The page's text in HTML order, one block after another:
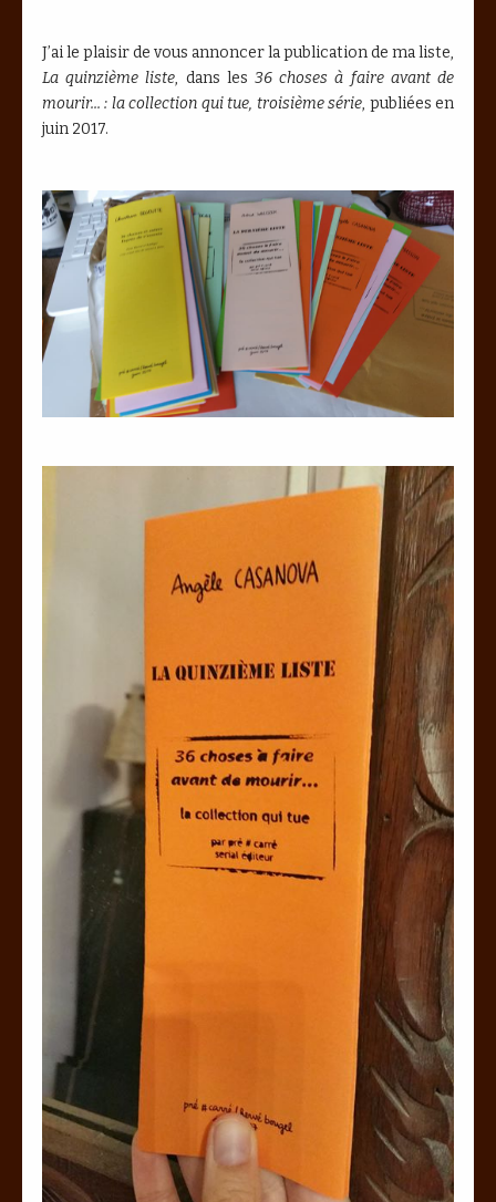
J’ai le plaisir de vous annoncer la publication de ma liste,
La quinzième liste, dans les36 choses à faire avant de
mourir... : la collection qui tue, troisième série, publiées en
juin 2017.